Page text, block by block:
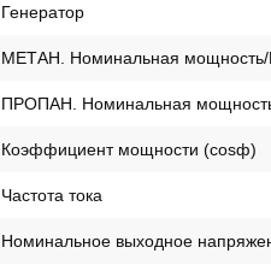
Генератор
МЕТАН. Номинальная
ПРОПАН. Номинальная
Коэффициент мощности (cosф)
Частота тока
Номинальное выходное